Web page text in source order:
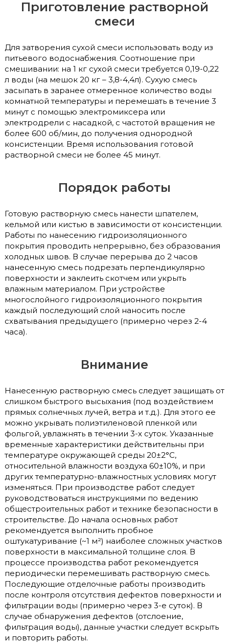
Приготовление растворной
смеси
Для затворения сухой смеси использовать воду из
питьевого водоснабжения. Соотношение при
смешивании: на 1 кг сухой смеси требуется 0,19-0,22
л воды (на мешок 20 кг – 3,8-4,4л). Сухую смесь
засыпать в заранее отмеренное количество воды
комнатной температуры и перемешать в течение 3
минут с помощью электромиксера или
электродрели с насадкой, с частотой вращения не
более 600 об/мин, до получения однородной
консистенции. Время использования готовой
растворной смеси не более 45 минут.
Порядок работы
Готовую растворную смесь нанести шпателем,
кельмой или кистью в зависимости от консистенции.
Работы по нанесению гидроизоляционного
покрытия проводить непрерывно, без образования
холодных швов. В случае перерыва до 2 часов
нанесенную смесь подрезать перпендикулярно
поверхности и заклеить скотчем или укрыть
влажным материалом. При устройстве
многослойного гидроизоляционного покрытия
каждый последующий слой наносить после
схватывания предыдущего (примерно через 2-4
часа).
Внимание
Нанесенную растворную смесь следует защищать от
слишком быстрого высыхания (под воздействием
прямых солнечных лучей, ветра и т.д.). Для этого ее
можно укрывать полиэтиленовой пленкой или
фольгой, увлажнять в течении 3-х суток. Указанные
временные характеристики действительны при
температуре окружающей среды 20±2°С,
относительной влажности воздуха 60±10%, и при
других температурно-влажностных условиях могут
изменяться. При производстве работ следует
руководствоваться инструкциями по ведению
общестроительных работ и технике безопасности в
строительстве. До начала основных работ
рекомендуется выполнить пробное
оштукатуривание (~1 м²) наиболее сложных участков
поверхности в максимальной толщине слоя. В
процессе производства работ рекомендуется
периодически перемешивать растворную смесь.
Последующие отделочные работы производить
после контроля отсутствия дефектов поверхности и
фильтрации воды (примерно через 3-е суток). В
случае обнаружения дефектов (отслоение,
фильтрация воды), данные участки следует вскрыть
и повторить работы.